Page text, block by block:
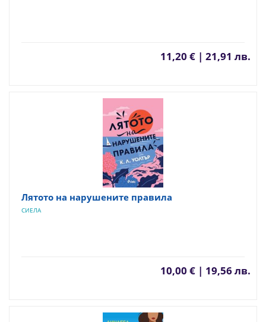
11,20 € | 21,91 лв.
Лятото на нарушените правила
СИЕЛА
10,00 € | 19,56 лв.